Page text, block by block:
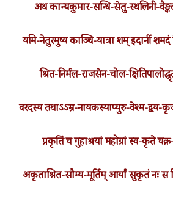
अथ कान्यकुमार-सन्धि-सेतु-स्थलिनी-
यमि-नेतुरमुष्य काञ्चि-यात्रा शम् इदानीं शमदं
श्रित-निर्मल-राजसेन-चोल-
वरदस्य तथाऽऽम्र-नायकस्याप्युरु-वेश्म-
प्रकृतिं च गुहाश्रयां महोग्रां स्व-कृते
अकृताश्रित-सौम्य-मूर्तिम् आर्यां सुकृतं नः स